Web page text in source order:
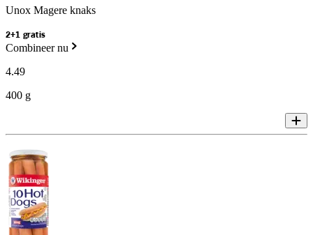
Unox Magere knaks
2+1 gratis
Combineer nu
4.49
400 g